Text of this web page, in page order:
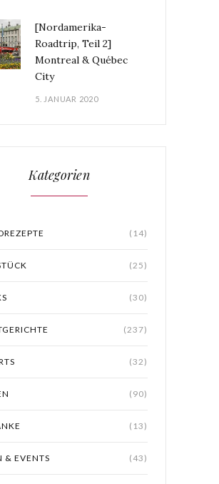
[Nordamerika-
Roadtrip, Teil 2]
Montreal & Québec
City
5. JANUAR 2020
Kategorien
(14)
(25)
(30)
(237)
(32)
(90)
(13)
& EVENTS (43)